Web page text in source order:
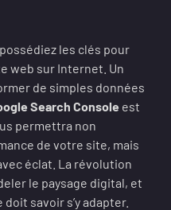
les clés pour
web sur Internet. Un
de simples données
Search Console est
permettra non
de votre site, mais
éclat. La révolution
le paysage digital, et
savoir s’y adapter.